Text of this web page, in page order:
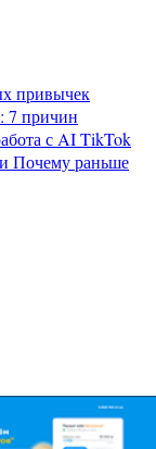
привычек
7 причин
с AITikTok
Почему раньше